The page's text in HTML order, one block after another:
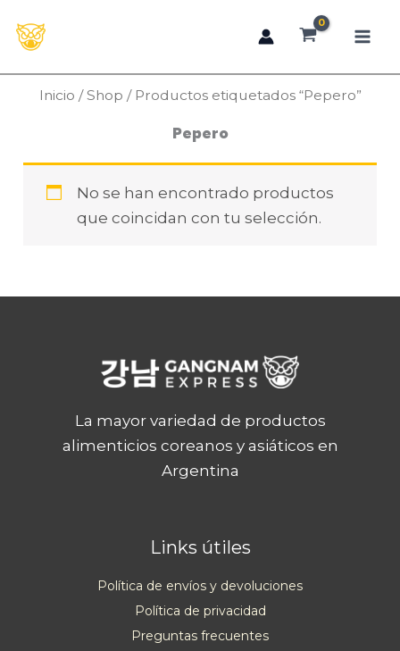
Inicio /Shop / Productos etiquetados “Pepero”
Pepero
No se han encontrado productos
que coincidan con tu selección.
La mayor variedad de productos
alimenticios coreanos y asiáticos en
Argentina
Links útiles
Política de envíos y devoluciones
Política de privacidad
Preguntas frecuentes